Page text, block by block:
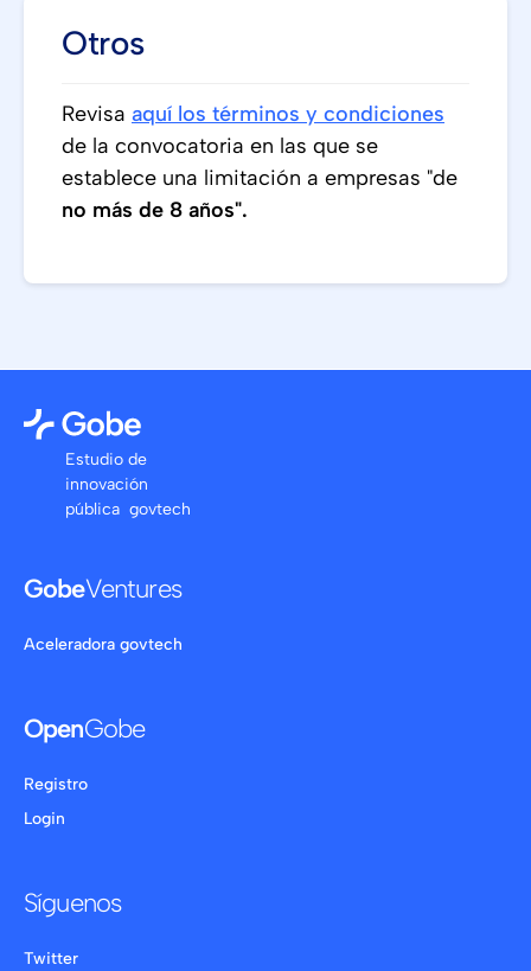
Otros
Revisa aquí los términos y condiciones
de la convocatoria en las que se
establece una limitación a empresas "de
no más de 8 años".
Estudio de
innovación
pública govtech
GobeVentures
Aceleradora govtech
OpenGobe
Registro
Login
Síguenos
Twitter